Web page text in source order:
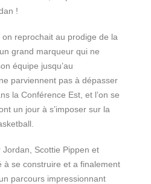
!
reprochait au prodige de la
grand marqueur qui ne
équipe jusqu’au
parviennent pas à dépasser
la Conférence Est, et l’on se
un jour à s’imposer sur la
Scottie Pippen et
à se construire et a finalement
parcours impressionnant